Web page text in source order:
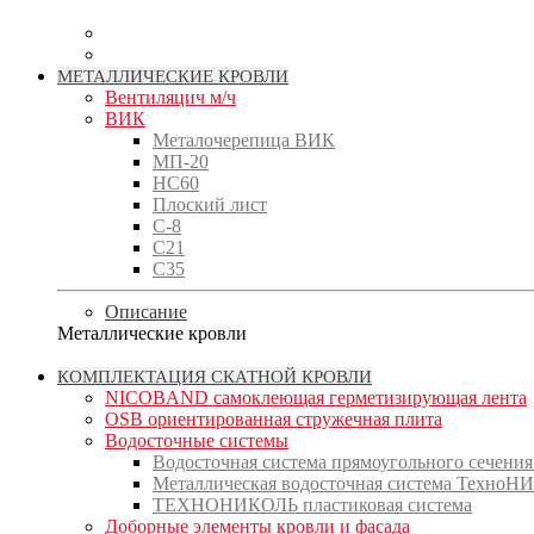
МЕТАЛЛИЧЕСКИЕ КРОВЛИ
Вентиляцич м/ч
ВИК
Металочерепица ВИК
МП-20
НС60
Плоский лист
С-8
С21
С35
Описание
Металлические кровли
КОМПЛЕКТАЦИЯ СКАТНОЙ КРОВЛИ
NICOBAND cамоклеющая герметизирующая лента
OSB ориентированная стружечная плита
Водосточные системы
Водосточная система прямоугольного
Металлическая водосточная система
ТЕХНОНИКОЛЬ пластиковая система
Доборные элементы кровли и фасада